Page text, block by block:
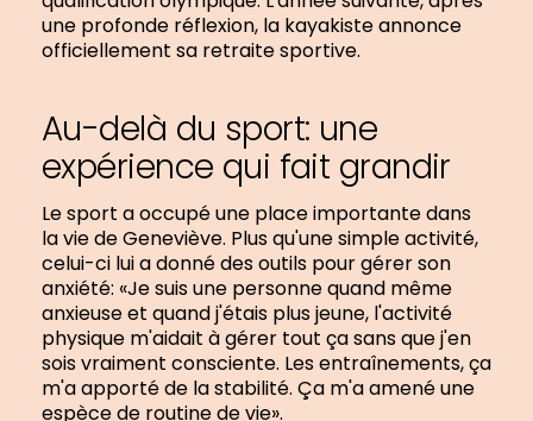
une profonde réflexion, la kayakiste annonce
officiellement sa retraite sportive.
Au-delà du sport: une
expérience qui fait grandir
Le sport a occupé une place importante dans
la vie de Geneviève. Plus qu'une simple activité,
celui-ci lui a donné des outils pour gérer son
anxiété: «Je suis une personne quand même
anxieuse et quand j'étais plus jeune, l'activité
physique m'aidait à gérer tout ça sans que j'en
sois vraiment consciente. Les entraînements, ça
m'a apporté de la stabilité. Ça m'a amené une
espèce de routine de vie».